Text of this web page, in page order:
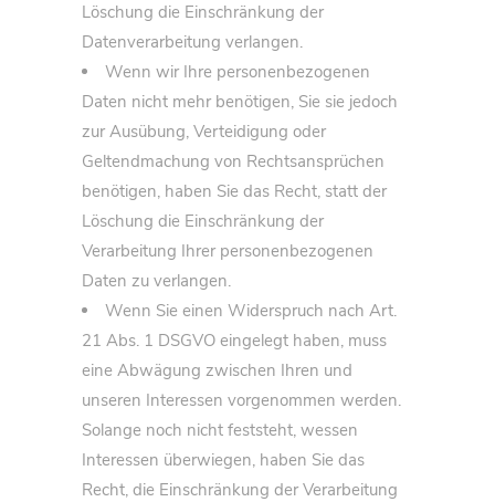
Löschung die Einschränkung der
Datenverarbeitung verlangen.
Wenn wir Ihre personenbezogenen
Daten nicht mehr benötigen, Sie sie jedoch
zur Ausübung, Verteidigung oder
Geltendmachung von Rechtsansprüchen
benötigen, haben Sie das Recht, statt der
Löschung die Einschränkung der
Verarbeitung Ihrer personenbezogenen
Daten zu verlangen.
Wenn Sie einen Widerspruch nach Art.
21 Abs. 1 DSGVO eingelegt haben, muss
eine Abwägung zwischen Ihren und
unseren Interessen vorgenommen werden.
Solange noch nicht feststeht, wessen
Interessen überwiegen, haben Sie das
Recht, die Einschränkung der Verarbeitung